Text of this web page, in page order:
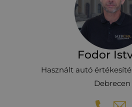
Fodor
Használt autó
Debrecen